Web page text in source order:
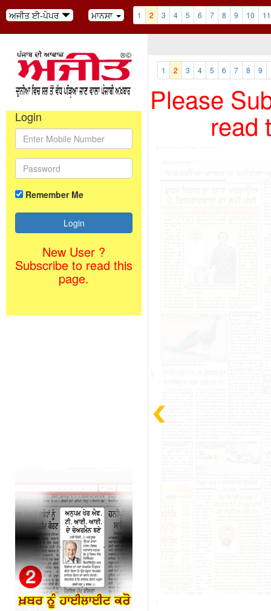
ਅਜੀਤ ਈ-ਪੇਪਰ ਮਾਨਸਾ 1 2 3 4 5 6 7 8 9 10 11
Login
Remember Me
New User ?
Subscribe to read this
page.
1 2 3 4 5 6 7 8 9
Please
read